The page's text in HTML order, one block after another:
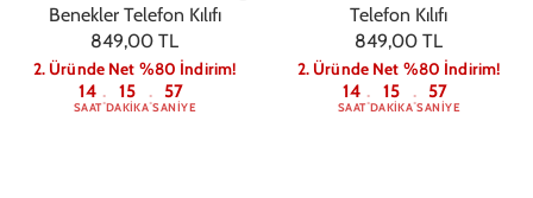
Benekler Telefon Kılıfı
849,00 TL
2. Üründe Net %80 İndirim!
14
SAAT: 15
DAKIKA: 56
SANIYE
Telefon Kılıfı
849,00 TL
2. Üründe Net %80 İndirim!
14
SAAT: 15
DAKIKA: 56
SANIYE